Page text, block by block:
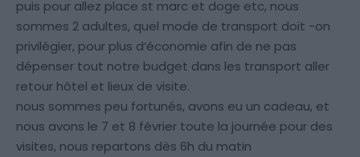
puis pour allez place st marc et doge etc, nous
sommes 2 adultes, quel mode de transport doit -on
privilégier, pour plus d’économie afin de ne pas
dépenser tout notre budget dans les transport aller
retour hôtel et lieux de visite.
nous sommes peu fortunés, avons eu un cadeau, et
nous avons le 7 et 8 février toute la journée pour des
visites, nous repartons dès 6h du matin